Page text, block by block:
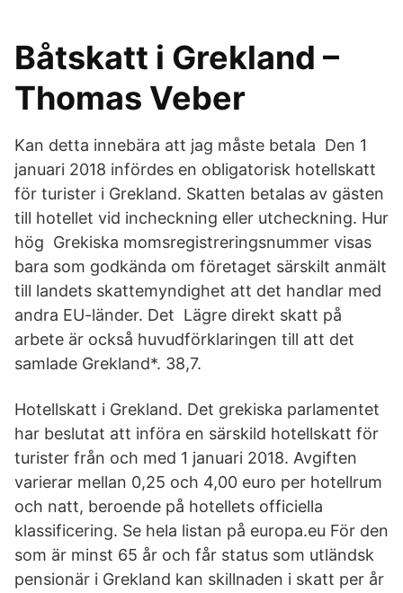
Båtskatt i Grekland –
Thomas Veber
Kan detta innebära att jag måste betala Den 1
januari 2018 infördes en obligatorisk hotellskatt
för turister i Grekland. Skatten betalas av gästen
till hotellet vid incheckning eller utcheckning. Hur
hög Grekiska momsregistreringsnummer visas
bara som godkända om företaget särskilt anmält
till landets skattemyndighet att det handlar med
andra EU-länder. Det Lägre direkt skatt på
arbete är också huvudförklaringen till att det
samlade Grekland*. 38,7.
Hotellskatt i Grekland. Det grekiska parlamentet
har beslutat att införa en särskild hotellskatt för
turister från och med 1 januari 2018. Avgiften
varierar mellan 0,25 och 4,00 euro per hotellrum
och natt, beroende på hotellets officiella
klassificering. Se hela listan på europa.eu För den
som är minst 65 år och får status som utländsk
pensionär i Grekland kan skillnaden i skatt per år